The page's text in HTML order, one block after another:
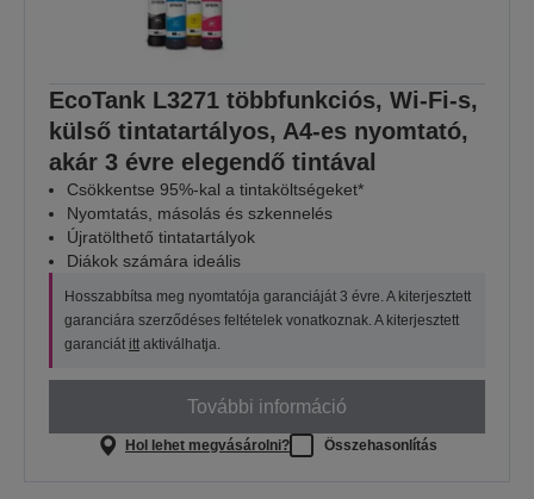
EcoTank L3271 többfunkciós, Wi-Fi-s,
külső tintatartályos, A4-es nyomtató,
akár 3 évre elegendő tintával
Csökkentse 95%-kal a tintaköltségeket*
Nyomtatás, másolás és szkennelés
Újratölthető tintatartályok
Diákok számára ideális
Hosszabbítsa meg nyomtatója garanciáját 3 évre. A kiterjesztett
garanciára szerződéses feltételek vonatkoznak. A kiterjesztett
garanciát itt aktiválhatja.
További információ
Hol lehet megvásárolni? Összehasonlítás